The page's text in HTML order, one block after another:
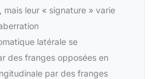
mais leur « signature » varie
latérale se
des franges opposées en
par des franges